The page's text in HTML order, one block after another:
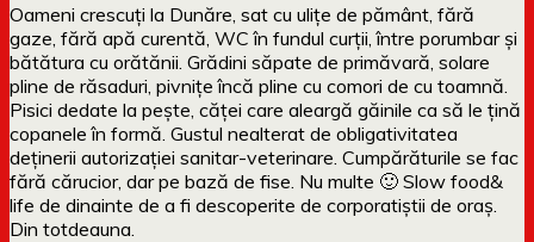
Oameni crescuți la Dunăre, sat cu ulițe de pământ, fără
gaze, fără apă curentă, WC în fundul curții, între porumbar și
bătătura cu orătănii. Grădini săpate de primăvară, solare
pline de răsaduri, pivnițe încă pline cu comori de cu toamnă.
Pisici dedate la pește, căței care aleargă găinile ca să le țină
copanele în formă. Gustul nealterat de obligativitatea
deținerii autorizației sanitar-veterinare. Cumpărăturile se fac
fără cărucior, dar pe bază de fise. Nu multe 🙂 Slow food&
life de dinainte de a fi descoperite de corporatiștii de oraș.
Din totdeauna.